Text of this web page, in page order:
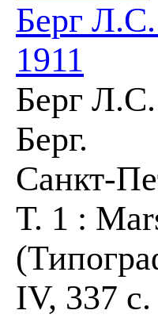
Берг
1911
Берг
Берг.
Санкт-
Т. 1 :
IV, 337